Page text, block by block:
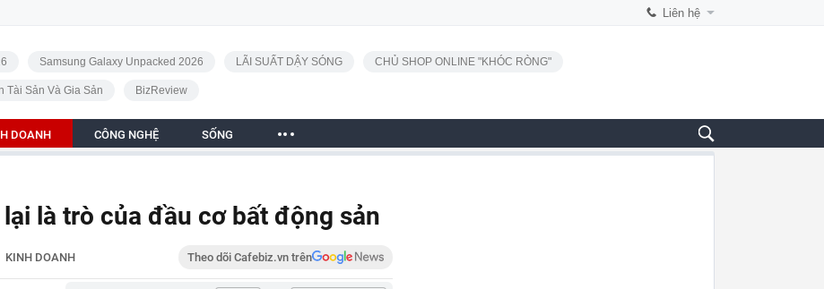
Liên hệ
Samsung Galaxy Unpacked 2026 LÃI SUẤT DẬY SÓNG CHỦ SHOP ONLINE "KHÓC RÒNG"
Tài Sản Và Gia Sản BizReview
DOANH CÔNG NGHỆ SỐNG
là trò của đầu cơ bất động sản
KINH DOANH Theo dõi Cafebiz.vn trên